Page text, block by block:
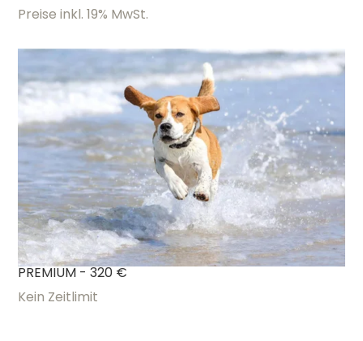
Preise inkl. 19% MwSt.
PREMIUM - 320 €
Kein Zeitlimit